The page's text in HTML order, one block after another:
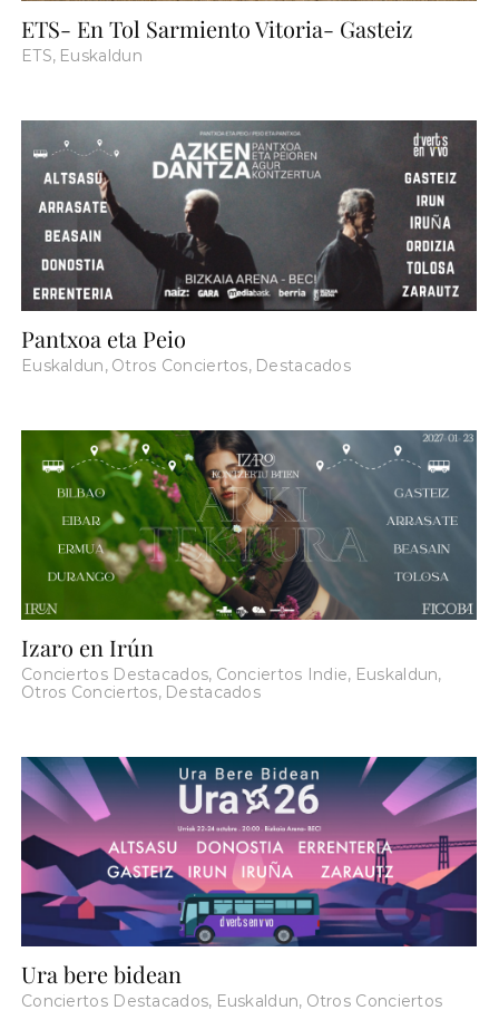
ETS- En Tol Sarmiento Vitoria- Gasteiz
ETS, Euskaldun
Pantxoa eta Peio
Euskaldun, Otros Conciertos, Destacados
Izaro en Irún
Conciertos Destacados, Conciertos Indie, Euskaldun,
Otros Conciertos, Destacados
Ura bere bidean
Conciertos Destacados, Euskaldun, Otros Conciertos